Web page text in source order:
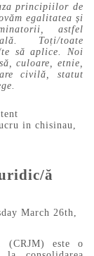
principiilor de
egalitatea și
astfel
Toți/toate
să aplice. Noi
culoare, etnie,
civilă, statut
in chisinau
ă
March 26th,
(CRJM) este o